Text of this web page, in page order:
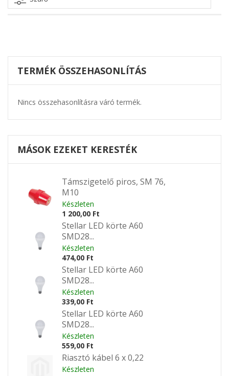
TERMÉK ÖSSZEHASONLÍTÁS
Nincs összehasonlításra váró termék.
MÁSOK EZEKET KERESTÉK
Támszigetelő piros, SM 76,
M10
Készleten
1 200,00 Ft
Stellar LED körte A60
SMD28...
Készleten
474,00 Ft
Stellar LED körte A60
SMD28...
Készleten
339,00 Ft
Stellar LED körte A60
SMD28...
Készleten
559,00 Ft
Riasztó kábel 6 x 0,22
Készleten